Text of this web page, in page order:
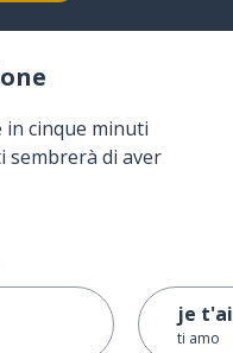
cinque minuti
sembrerà di aver
je
ti amo